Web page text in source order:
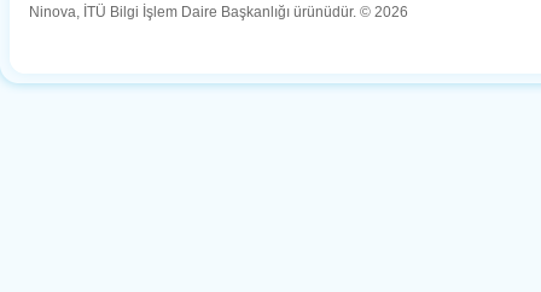
Ninova, İTÜ Bilgi İşlem Daire Başkanlığı ürünüdür. © 2026